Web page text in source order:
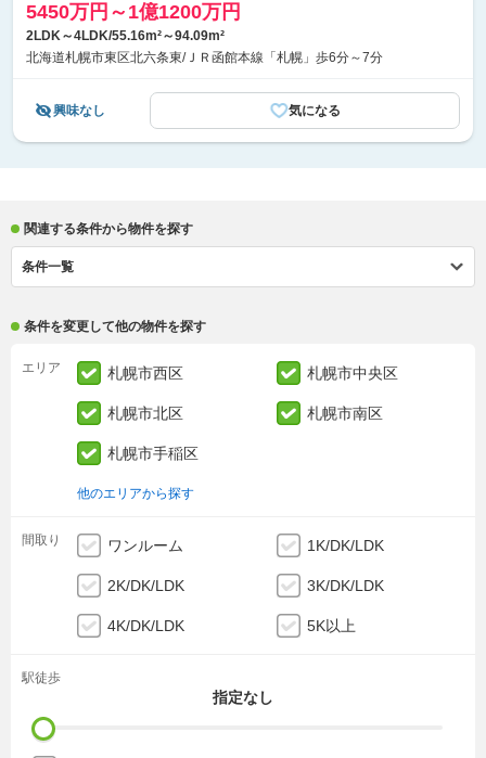
5450万円～1億1200万円
2LDK～4LDK/55.16m²～94.09m²
北海道札幌市東区北六条東/ＪＲ函館本線「札幌」歩6分～7分
興味なし 気になる
関連する条件から物件を探す
条件一覧
条件を変更して他の物件を探す
エリア 札幌市西区 札幌市中央区
札幌市北区 札幌市南区
札幌市手稲区
他のエリアから探す
間取り ワンルーム 1K/DK/LDK
2K/DK/LDK 3K/DK/LDK
4K/DK/LDK 5K以上
駅徒歩
指定なし